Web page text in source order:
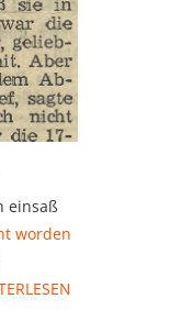
einsaß
worden